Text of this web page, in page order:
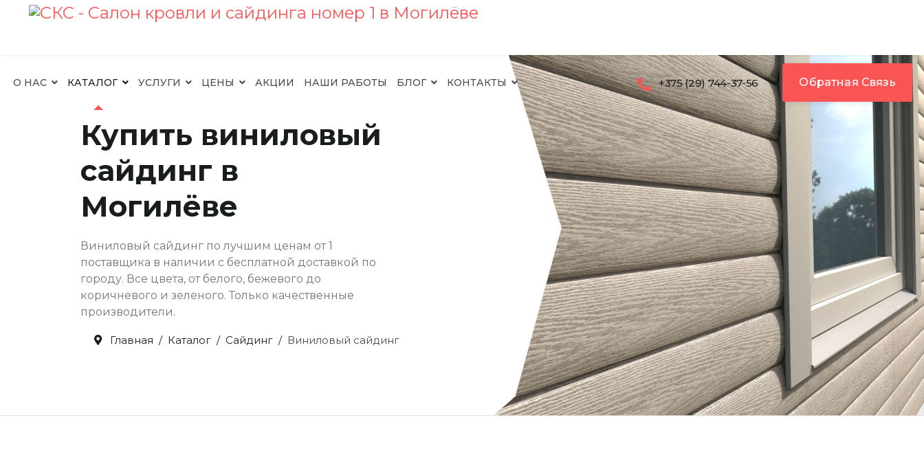
О НАС КАТАЛОГ УСЛУГИ ЦЕНЫ АКЦИИ НАШИ РАБОТЫ БЛОГ КОНТАКТЫ +375 (29) 744-37-56 Обратная Связь
Купить виниловый
сайдинг в
Могилёве
Виниловый сайдинг по лучшим ценам от 1
поставщика в наличии с бесплатной доставкой по
городу. Все цвета, от белого, бежевого до
коричневого и зеленого. Только качественные
производители.
Главная Каталог Сайдинг Виниловый сайдинг